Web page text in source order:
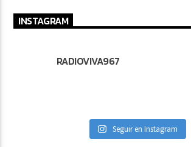
INSTAGRAM
RADIOVIVA967
Seguir en Instagram